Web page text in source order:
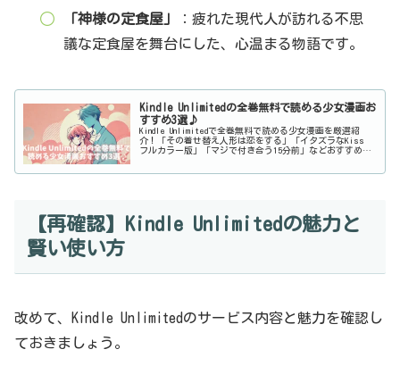
「神様の定食屋」
：疲れた現代人が訪れる不思
議な定食屋を舞台にした、心温まる物語です。
Kindle Unlimitedの全巻無料で読める少女漫画お
すすめ3選♪
Kindle Unlimitedで全巻無料で読める少女漫画を厳選紹
介！「その着せ替え人形は恋をする」「イタズラなKiss
フルカラー版」「マジで付き合う15分前」などおすすめの3
【再確認】Kindle Unlimitedの魅力と
賢い使い方
改めて、Kindle Unlimitedのサービス内容と魅力を確認し
ておきましょう。